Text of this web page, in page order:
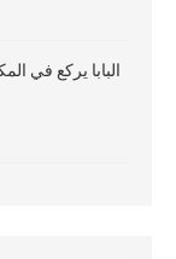
البابا يركع في